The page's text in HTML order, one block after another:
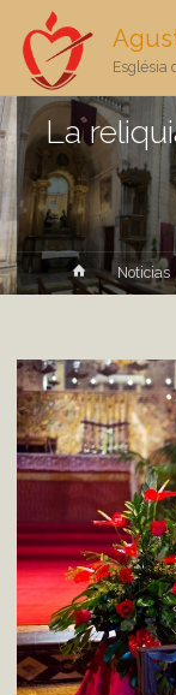
Església
La
InicioNoticias